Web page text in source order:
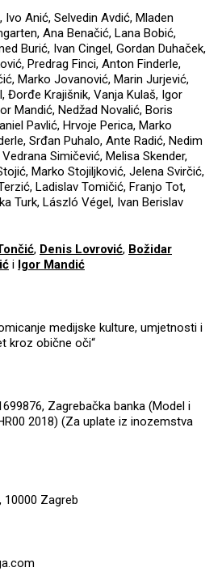
Ivo Anić, Selvedin Avdić, Mladen
Ana Benačić, Lana Bobić,
Burić, Ivan Cingel, Gordan Duhaček,
Predrag Finci, Anton Finderle,
Marko Jovanović, Marin Jurjević,
Đorđe Krajišnik, Vanja Kulaš, Igor
Mandić, Nedžad Novalić, Boris
Pavlić, Hrvoje Perica, Marko
Srđan Puhalo, Ante Radić, Nedim
Simičević, Melisa Skender,
Marko Stojiljković, Jelena Svirčić,
Ladislav Tomičić, Franjo Tot,
Turk, László Végel, Ivan Berislav
, Denis Lovrović, Božidar
i Igor Mandić
medijske kulture, umjetnosti i
kroz obične oči“
Zagrebačka banka (Model i
2018) (Za uplate iz inozemstva
10000 Zagreb